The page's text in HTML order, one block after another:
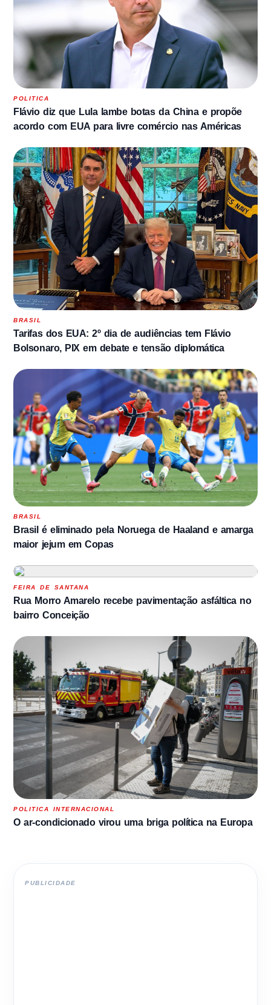
POLITICA
Flávio diz que Lula lambe botas da China e propõe
acordo com EUA para livre comércio nas Américas
BRASIL
Tarifas dos EUA: 2º dia de audiências tem Flávio
Bolsonaro, PIX em debate e tensão diplomática
BRASIL
Brasil é eliminado pela Noruega de Haaland e amarga
maior jejum em Copas
FEIRA DE SANTANA
Rua Morro Amarelo recebe pavimentação asfáltica no
bairro Conceição
POLITICA INTERNACIONAL
O ar-condicionado virou uma briga política na Europa
PUBLICIDADE